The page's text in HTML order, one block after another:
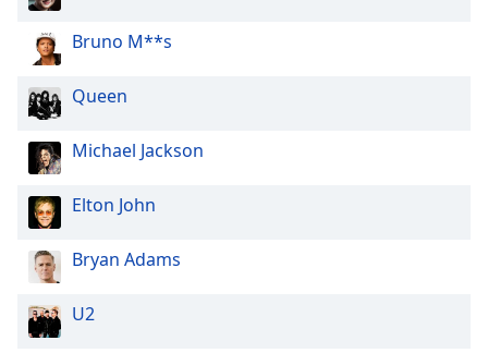
Bruno M**s
Queen
Michael Jackson
Elton John
Bryan Adams
U2